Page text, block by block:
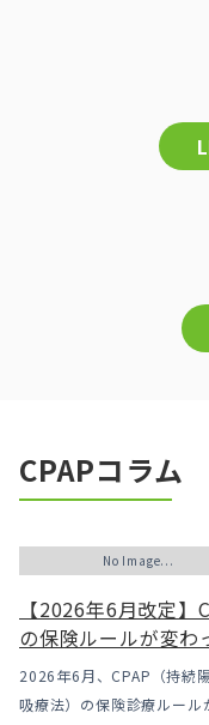
CPAPコラム
No Image...
【2026年6月改定】
の保険ルールが変わ
｜CPAPが使えなく
も？変更のメリット
2026年6月、CPAP（持続
吸療法）の保険診療ルール